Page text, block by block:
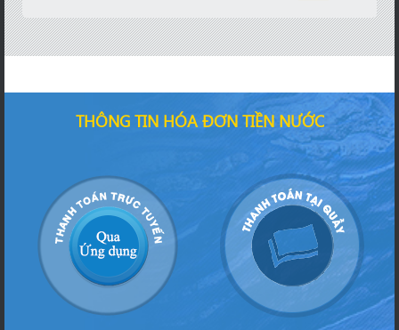
THÔNG TIN HÓA ĐƠN TIỀN NƯỚC